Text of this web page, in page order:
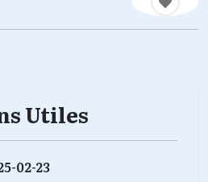
Utiles
02-23